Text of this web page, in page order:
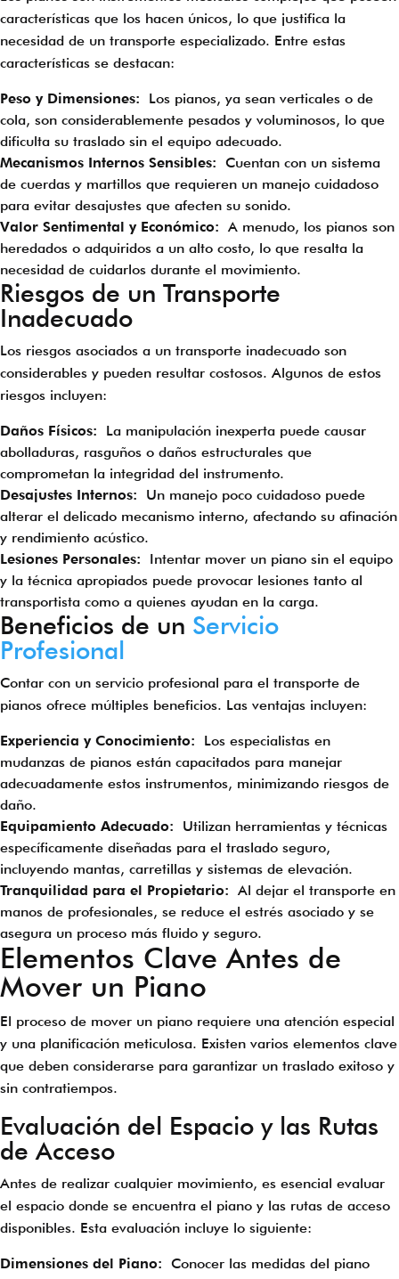
características que los hacen únicos, lo que justifica la
necesidad de un transporte especializado. Entre estas
características se destacan:
Peso y Dimensiones: Los pianos, ya sean verticales o de
cola, son considerablemente pesados y voluminosos, lo que
dificulta su traslado sin el equipo adecuado.
Mecanismos Internos Sensibles: Cuentan con un sistema
de cuerdas y martillos que requieren un manejo cuidadoso
para evitar desajustes que afecten su sonido.
Valor Sentimental y Económico: A menudo, los pianos son
heredados o adquiridos a un alto costo, lo que resalta la
necesidad de cuidarlos durante el movimiento.
Riesgos de un Transporte
Inadecuado
Los riesgos asociados a un transporte inadecuado son
considerables y pueden resultar costosos. Algunos de estos
riesgos incluyen:
Daños Físicos: La manipulación inexperta puede causar
abolladuras, rasguños o daños estructurales que
comprometan la integridad del instrumento.
Desajustes Internos: Un manejo poco cuidadoso puede
alterar el delicado mecanismo interno, afectando su afinación
y rendimiento acústico.
Lesiones Personales: Intentar mover un piano sin el equipo
y la técnica apropiados puede provocar lesiones tanto al
transportista como a quienes ayudan en la carga.
Beneficios de un Servicio
Profesional
Contar con un servicio profesional para el transporte de
pianos ofrece múltiples beneficios. Las ventajas incluyen:
Experiencia y Conocimiento: Los especialistas en
mudanzas de pianos están capacitados para manejar
adecuadamente estos instrumentos, minimizando riesgos de
daño.
Equipamiento Adecuado: Utilizan herramientas y técnicas
específicamente diseñadas para el traslado seguro,
incluyendo mantas, carretillas y sistemas de elevación.
Tranquilidad para el Propietario: Al dejar el transporte en
manos de profesionales, se reduce el estrés asociado y se
asegura un proceso más fluido y seguro.
Elementos Clave Antes de
Mover un Piano
El proceso de mover un piano requiere una atención especial
y una planificación meticulosa. Existen varios elementos clave
que deben considerarse para garantizar un traslado exitoso y
sin contratiempos.
Evaluación del Espacio y las Rutas
de Acceso
Antes de realizar cualquier movimiento, es esencial evaluar
el espacio donde se encuentra el piano y las rutas de acceso
disponibles. Esta evaluación incluye lo siguiente:
Dimensiones del Piano: Conocer las medidas del piano